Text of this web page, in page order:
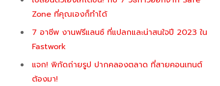
Zone ที่คุณเองก็ทำได้
7 อาชีพ งานฟรีแลนซ์ ที่แปลกและน่าสนใจปี 2023 ใน
Fastwork
แจก! พิกัดถ่ายรูป ปากคลองตลาด ที่สายคอนเทนต์
ต้องมา!